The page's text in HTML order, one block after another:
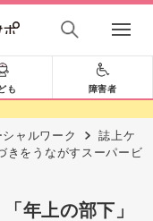
も 障害者
ャルワーク
誌上ケ
をうながすスーパービ
年上の部下」